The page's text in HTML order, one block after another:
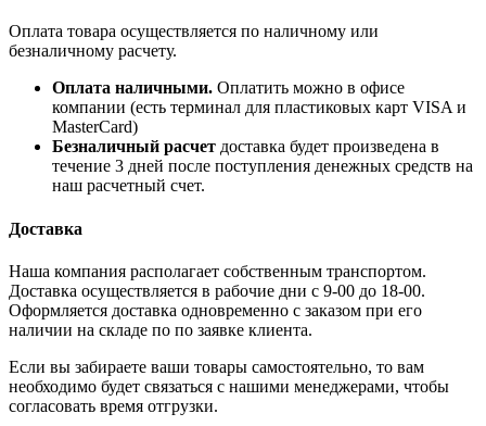
Оплата товара осуществляется по наличному или
безналичному расчету.
Оплата наличными. Оплатить можно в офисе
компании (есть терминал для пластиковых карт VISA и
MasterCard)
Безналичный расчет доставка будет произведена в
течение 3 дней после поступления денежных средств на
наш расчетный счет.
Доставка
Наша компания располагает собственным транспортом.
Доставка осуществляется в рабочие дни с 9-00 до 18-00.
Оформляется доставка одновременно с заказом при его
наличии на складе по по заявке клиента.
Если вы забираете ваши товары самостоятельно, то вам
необходимо будет связаться с нашими менеджерами, чтобы
согласовать время отгрузки.